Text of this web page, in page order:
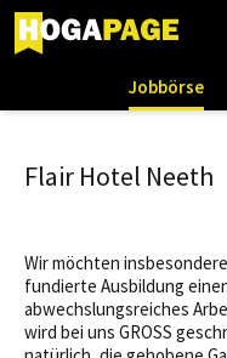
Jobbörse
Flair Hotel Neeth
Wir möchten
fundierte Ausbildung
abwechslungsreiches
wird bei uns GROSS